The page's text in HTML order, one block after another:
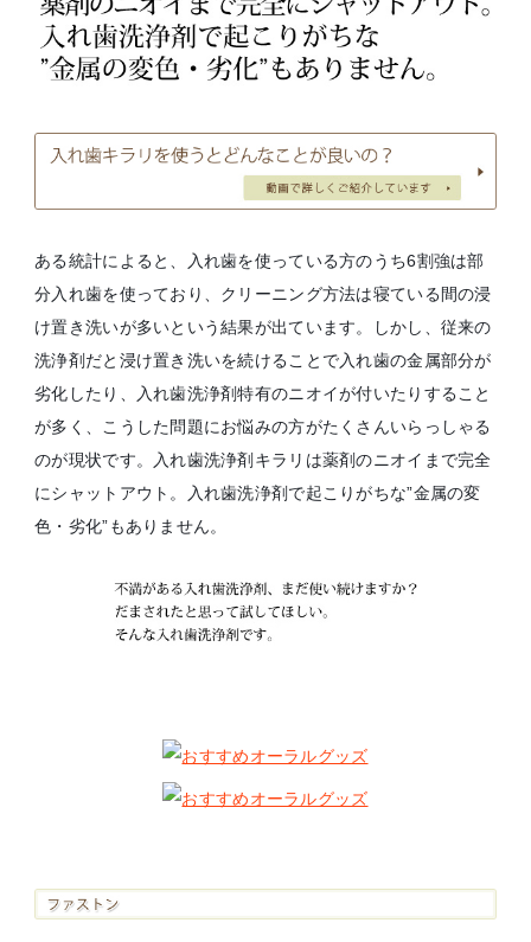
ある統計によると、入れ歯を使っている方のうち6割強は部
分入れ歯を使っており、クリーニング方法は寝ている間の浸
け置き洗いが多いという結果が出ています。しかし、従来の
洗浄剤だと浸け置き洗いを続けることで入れ歯の金属部分が
劣化したり、入れ歯洗浄剤特有のニオイが付いたりすること
が多く、こうした問題にお悩みの方がたくさんいらっしゃる
のが現状です。入れ歯洗浄剤キラリは薬剤のニオイまで完全
にシャットアウト。入れ歯洗浄剤で起こりがちな”金属の変
色・劣化”もありません。